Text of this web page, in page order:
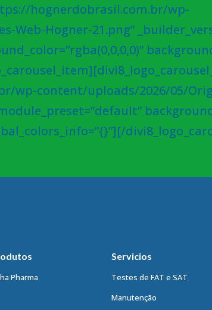
hognerdobrasil.com.br/wp-
Hogner-21.png”
wp-content/uploads/2026/05/
Pharma
Servicios
Testes de FAT e SAT
Manutenção